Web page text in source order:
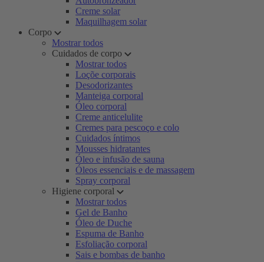
Creme solar
Maquilhagem solar
Corpo
Mostrar todos
Cuidados de corpo
Mostrar todos
Loçõe corporais
Desodorizantes
Manteiga corporal
Óleo corporal
Creme anticelulite
Cremes para pescoço e colo
Cuidados íntimos
Mousses hidratantes
Óleo e infusão de sauna
Óleos essenciais e de massagem
Spray corporal
Higiene corporal
Mostrar todos
Gel de Banho
Óleo de Duche
Espuma de Banho
Esfoliação corporal
Sais e bombas de banho